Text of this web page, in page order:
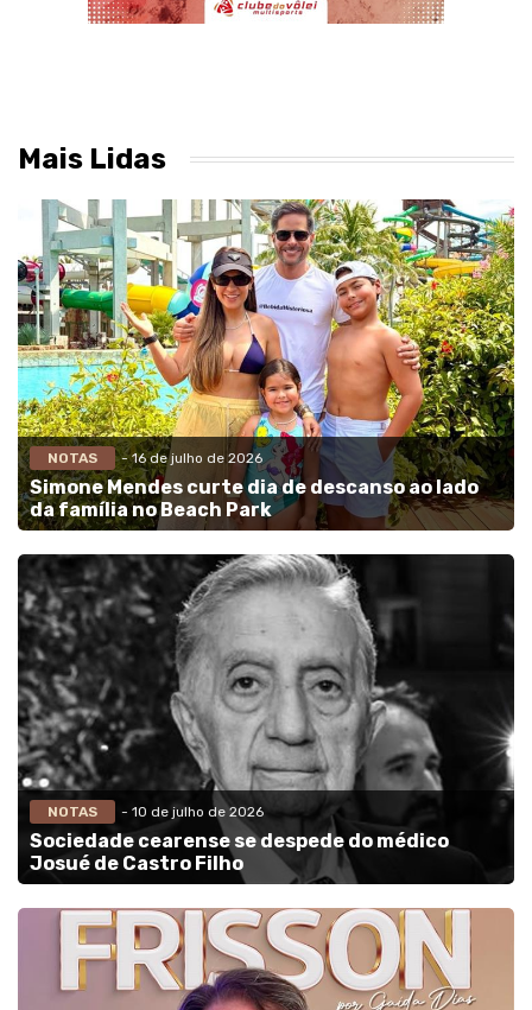
Mais Lidas
NOTAS - 16 de julho de 2026
Simone Mendes curte dia de descanso ao lado
da família no Beach Park
NOTAS - 10 de julho de 2026
Sociedade cearense se despede do médico
Josué de Castro Filho